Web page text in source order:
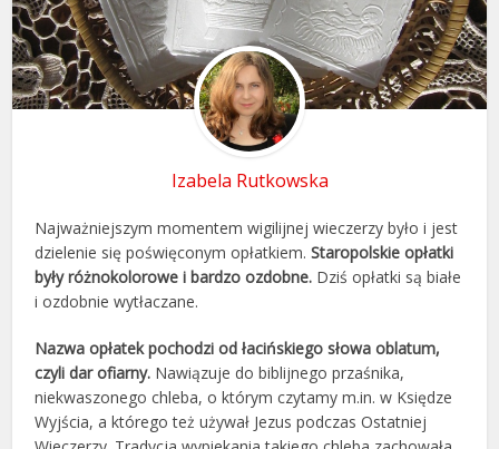
Izabela Rutkowska
Najważniejszym momentem wigilijnej wieczerzy było i jest
dzielenie się poświęconym opłatkiem.Staropolskie opłatki
były różnokolorowe i bardzo ozdobne. Dziś opłatki są białe
i ozdobnie wytłaczane.
Nazwa opłatek pochodzi od łacińskiego słowa oblatum,
czyli dar ofiarny. Nawiązuje do biblijnego przaśnika,
niekwaszonego chleba, o którym czytamy m.in. w Księdze
Wyjścia, a którego też używał Jezus podczas Ostatniej